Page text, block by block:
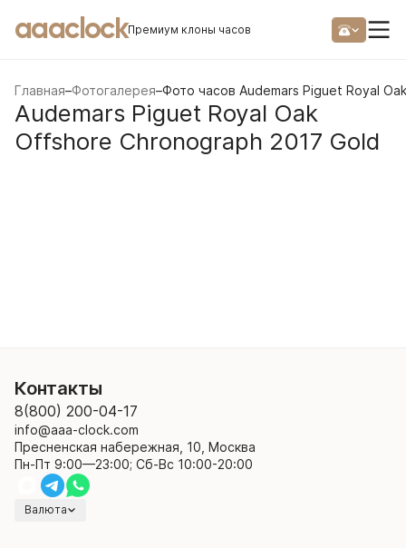
aaaclockПремиум клоны часов
Главная–Фотогалерея–Фото часов Audemars Piguet Royal
Audemars Piguet Royal Oak
Offshore Chronograph 2017 Gold
Контакты
8(800) 200-04-17
info@aaa-clock.com
Пресненская набережная, 10, Москва
Пн-Пт 9:00—23:00; Сб-Вс 10:00-20:00
Валюта